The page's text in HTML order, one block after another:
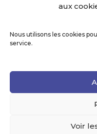
aux
Nous utilisons les cookies
service.
Voir
08h30-12h00 et